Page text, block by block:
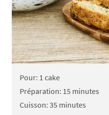
Pour: 1 cake
Préparation: 15 minutes
Cuisson: 35 minutes